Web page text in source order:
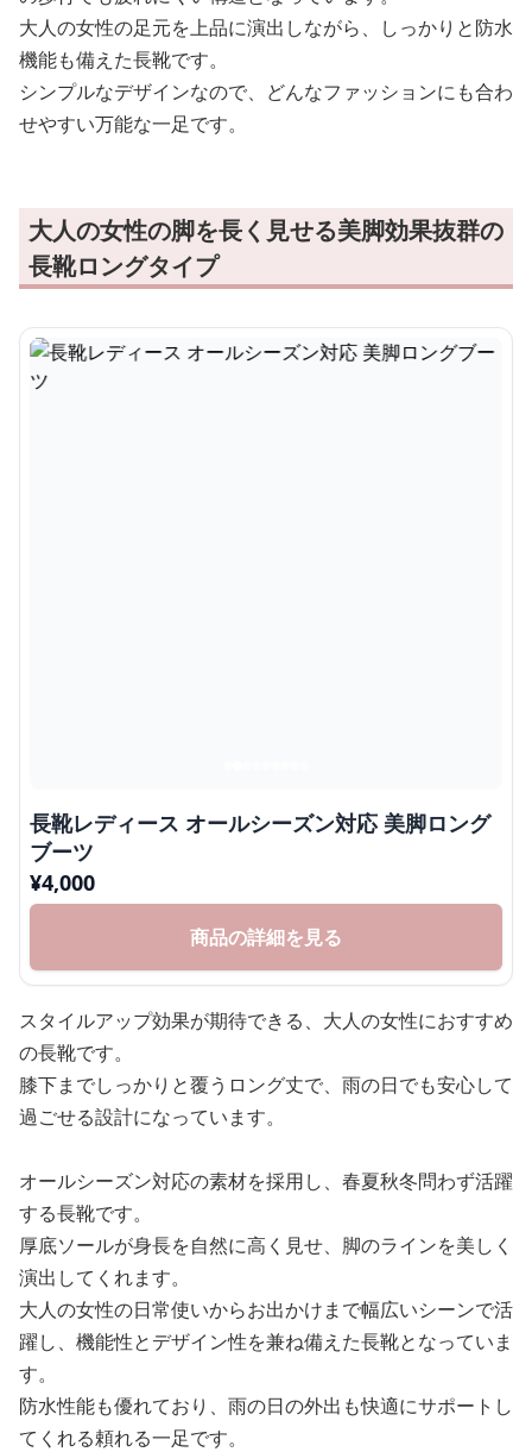
大人の女性の足元を上品に演出しながら、しっかりと防水
機能も備えた長靴です。
シンプルなデザインなので、どんなファッションにも合わ
せやすい万能な一足です。
大人の女性の脚を長く見せる美脚効果抜群の
長靴ロングタイプ
長靴レディース オールシーズン対応 美脚ロング
ブーツ
¥4,000
商品の詳細を見る
スタイルアップ効果が期待できる、大人の女性におすすめ
の長靴です。
膝下までしっかりと覆うロング丈で、雨の日でも安心して
過ごせる設計になっています。
オールシーズン対応の素材を採用し、春夏秋冬問わず活躍
する長靴です。
厚底ソールが身長を自然に高く見せ、脚のラインを美しく
演出してくれます。
大人の女性の日常使いからお出かけまで幅広いシーンで活
躍し、機能性とデザイン性を兼ね備えた長靴となっていま
す。
防水性能も優れており、雨の日の外出も快適にサポートし
てくれる頼れる一足です。